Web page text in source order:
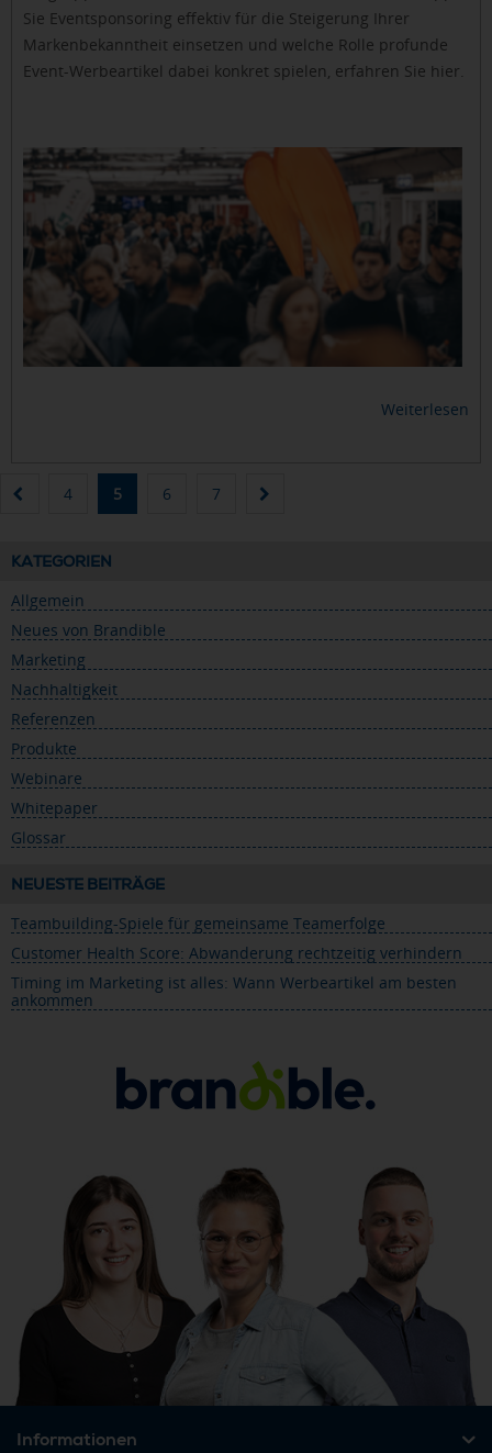
Sie Eventsponsoring effektiv für die Steigerung Ihrer
Markenbekanntheit einsetzen und welche Rolle profunde
Event-Werbeartikel dabei konkret spielen, erfahren Sie hier.
Weiterlesen
4 5 6 7
KATEGORIEN
Allgemein
Neues von Brandible
Marketing
Nachhaltigkeit
Referenzen
Produkte
Webinare
Whitepaper
Glossar
NEUESTE BEITRÄGE
Teambuilding-Spiele für gemeinsame Teamerfolge
Customer Health Score: Abwanderung rechtzeitig verhindern
Timing im Marketing ist alles: Wann Werbeartikel am besten
ankommen
Informationen